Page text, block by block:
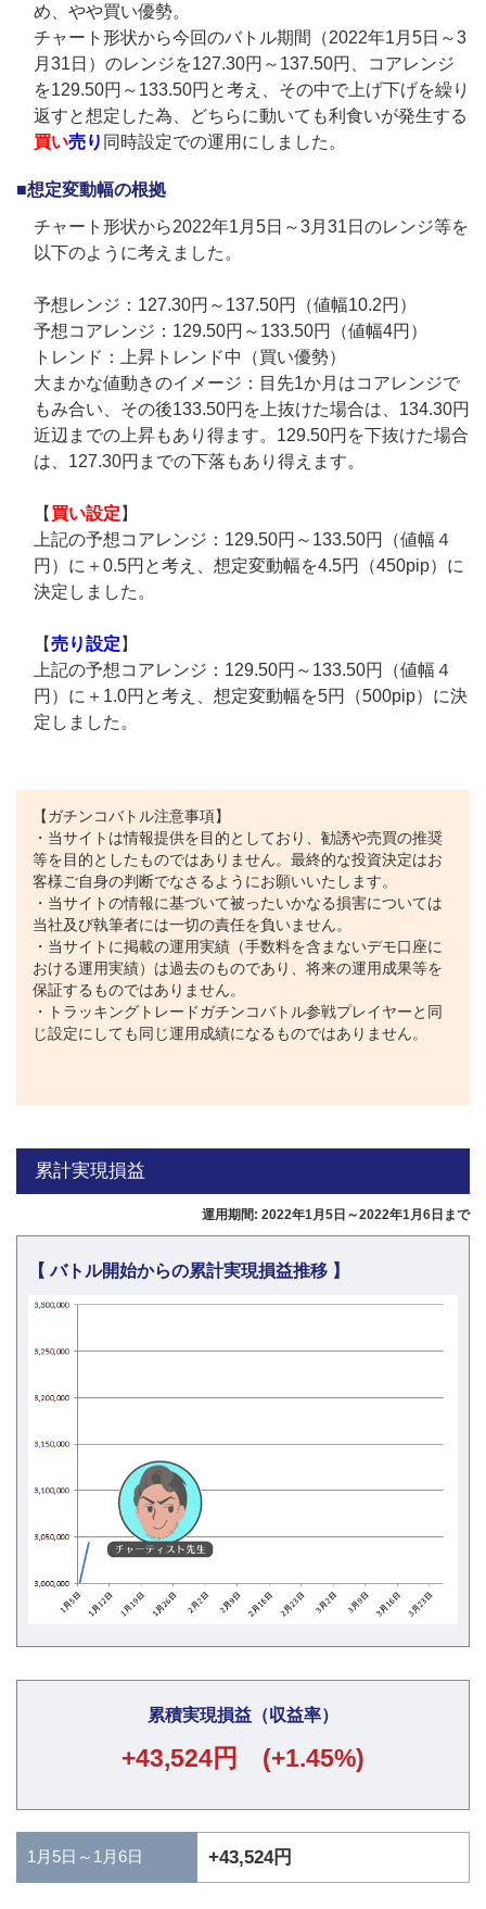
め、やや買い優勢。
チャート形状から今回のバトル期間（2022年1月5日～3
月31日）のレンジを127.30円～137.50円、コアレンジ
を129.50円～133.50円と考え、その中で上げ下げを繰り
返すと想定した為、どちらに動いても利食いが発生する
買い売り 同時設定での運用にしました。
■想定変動幅の根拠
チャート形状から2022年1月5日～3月31日のレンジ等を
以下のように考えました。
予想レンジ：127.30円～137.50円（値幅10.2円）
予想コアレンジ：129.50円～133.50円（値幅4円）
トレンド：上昇トレンド中（買い優勢）
大まかな値動きのイメージ：目先1か月はコアレンジで
もみ合い、その後133.50円を上抜けた場合は、134.30円
近辺までの上昇もあり得ます。129.50円を下抜けた場合
は、127.30円までの下落もあり得えます。
【 買い設定 】
上記の予想コアレンジ：129.50円～133.50円（値幅４
円）に＋0.5円と考え、想定変動幅を4.5円（450pip）に
決定しました。
【売り設定 】
上記の予想コアレンジ：129.50円～133.50円（値幅４
円）に＋1.0円と考え、想定変動幅を5円（500pip）に決
定しました。
【ガチンコバトル注意事項】
・当サイトは情報提供を目的としており、勧誘や売買の推奨
等を目的としたものではありません。最終的な投資決定はお
客様ご自身の判断でなさるようにお願いいたします。
・当サイトの情報に基づいて被ったいかなる損害については
当社及び執筆者には一切の責任を負いません。
・当サイトに掲載の運用実績（手数料を含まないデモ口座に
おける運用実績）は過去のものであり、将来の運用成果等を
保証するものではありません。
・トラッキングトレードガチンコバトル参戦プレイヤーと同
じ設定にしても同じ運用成績になるものではありません。
累計実現損益
運用期間: 2022年1月5日～2022年1月6日まで
【 バトル開始からの累計実現損益推移 】
累積実現損益（収益率）
+43,524円 (+1.45%)
1月5日～1月6日 +43,524円